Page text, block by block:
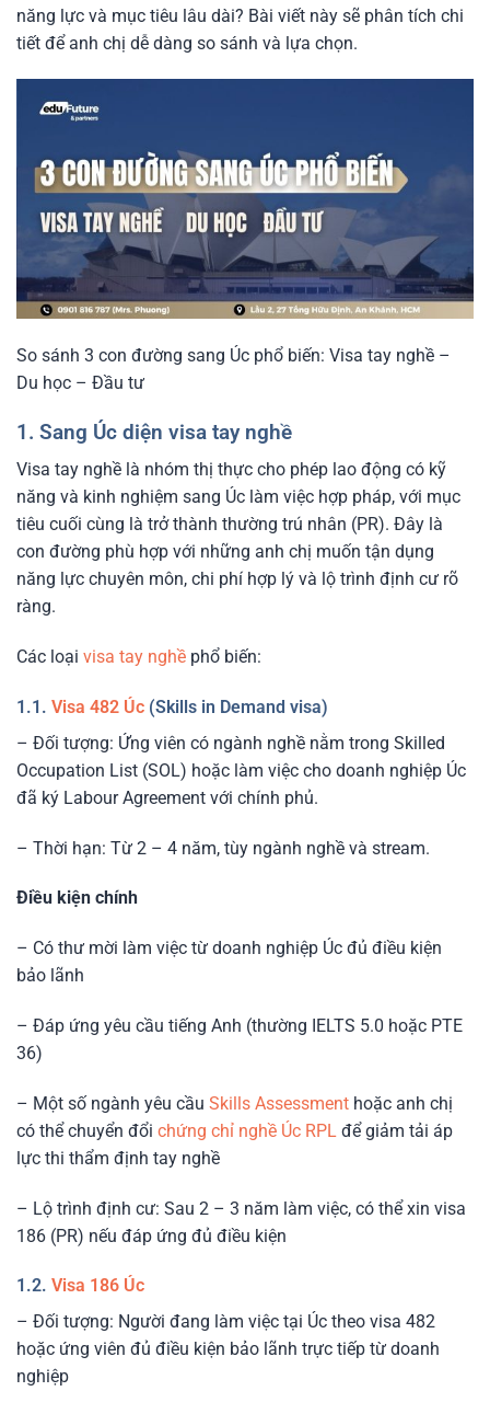
năng lực và mục tiêu lâu dài? Bài viết này sẽ phân tích chi
tiết để anh chị dễ dàng so sánh và lựa chọn.
So sánh 3 con đường sang Úc phổ biến: Visa tay nghề –
Du học – Đầu tư
1. Sang Úc diện visa tay nghề
Visa tay nghề là nhóm thị thực cho phép lao động có kỹ
năng và kinh nghiệm sang Úc làm việc hợp pháp, với mục
tiêu cuối cùng là trở thành thường trú nhân (PR). Đây là
con đường phù hợp với những anh chị muốn tận dụng
năng lực chuyên môn, chi phí hợp lý và lộ trình định cư rõ
ràng.
Các loại visa tay nghề phổ biến:
1.1. Visa 482 Úc (Skills in Demand visa)
– Đối tượng: Ứng viên có ngành nghề nằm trong Skilled
Occupation List (SOL) hoặc làm việc cho doanh nghiệp Úc
đã ký Labour Agreement với chính phủ.
– Thời hạn: Từ 2 – 4 năm, tùy ngành nghề và stream.
Điều kiện chính
– Có thư mời làm việc từ doanh nghiệp Úc đủ điều kiện
bảo lãnh
– Đáp ứng yêu cầu tiếng Anh (thường IELTS 5.0 hoặc PTE
36)
– Một số ngành yêu cầu Skills Assessment hoặc anh chị
có thể chuyển đổi chứng chỉ nghề Úc RPL để giảm tải áp
lực thi thẩm định tay nghề
– Lộ trình định cư: Sau 2 – 3 năm làm việc, có thể xin visa
186 (PR) nếu đáp ứng đủ điều kiện
1.2. Visa 186 Úc
– Đối tượng: Người đang làm việc tại Úc theo visa 482
hoặc ứng viên đủ điều kiện bảo lãnh trực tiếp từ doanh
nghiệp